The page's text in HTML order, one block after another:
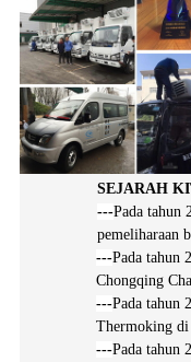
SEJARAH
---Pada tahun
pemeliharaan
---Pada tahun
Chongqing
---Pada tahun
Thermoking di
---Pada tahun